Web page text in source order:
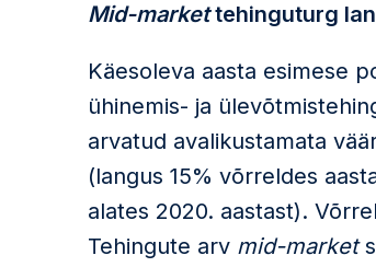
Mid-markettehinguturg
Käesoleva aasta esimese
ühinemis- ja
arvatud avalikustamata
(langus 15% võrreldes
alates 2020. aastast).
Tehingute arv mid-market